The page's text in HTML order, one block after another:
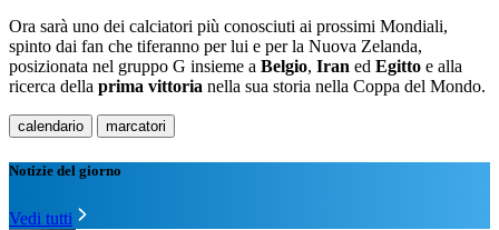
Ora sarà uno dei calciatori più conosciuti ai prossimi Mondiali,
spinto dai fan che tiferanno per lui e per la Nuova Zelanda,
posizionata nel gruppo G insieme a Belgio, Iran ed Egitto e alla
ricerca della prima vittoria nella sua storia nella Coppa del Mondo.
calendario marcatori
Notizie del giorno
Vedi tutti